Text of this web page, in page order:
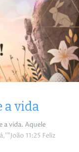
a vida
a vida. Aquele
11:25 Feliz